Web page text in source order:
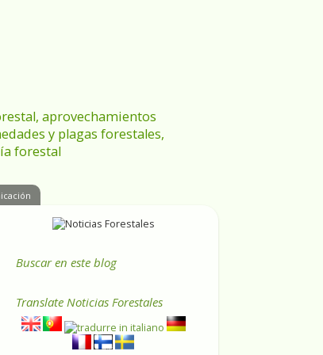
aprovechamientos
y plagas forestales,
forestal
Buscar en este blog
Translate Noticias Forestales